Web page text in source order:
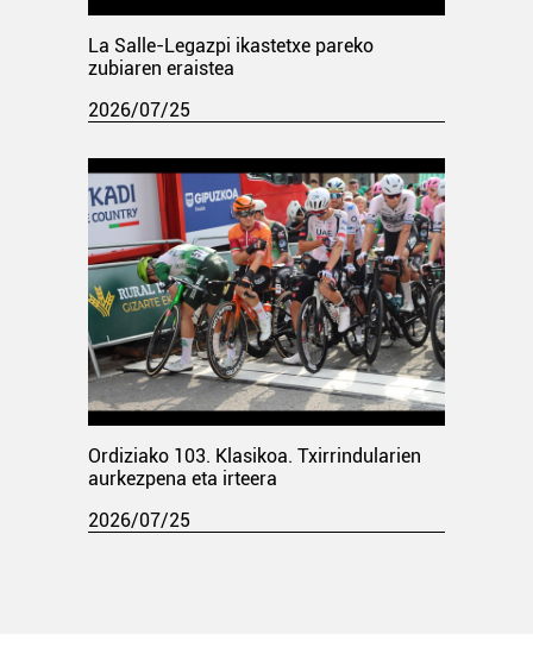
La Salle-Legazpi ikastetxe pareko
zubiaren eraistea
2026/07/25
Ordiziako 103. Klasikoa. Txirrindularien
aurkezpena eta irteera
2026/07/25